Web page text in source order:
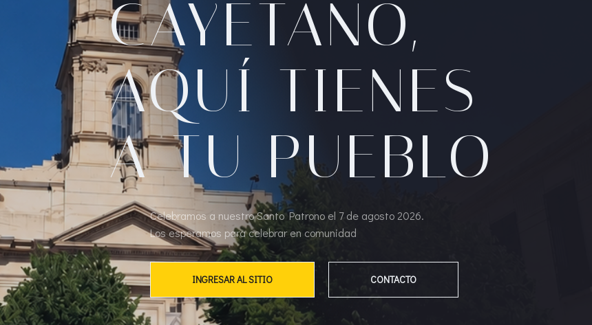
CAYETANO,
AQUÍ TIENES
A TU PUEBLO
Celebramos a nuestro Santo Patrono el 7 de agosto 2026.
Los esperamos para celebrar en comunidad
INGRESAR AL SITIO CONTACTO